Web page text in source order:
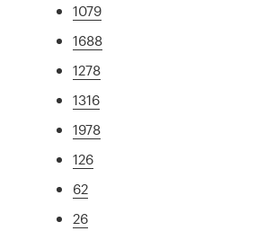
1079
1688
1278
1316
1978
126
62
26